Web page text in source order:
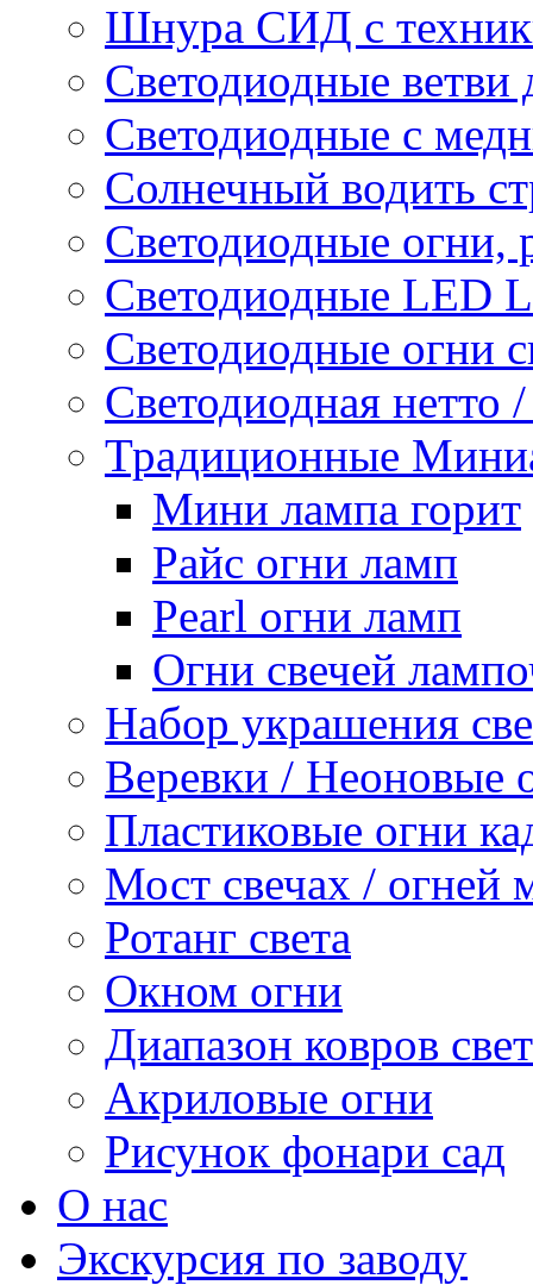
Шнура СИД с
Светодиодные ветви
Светодиодные с
Солнечный водить
Светодиодные огни,
Светодиодные LED
Светодиодные огни
Светодиодная нетто
Традиционные
Мини лампа горит
Райс огни ламп
Pearl огни ламп
Огни свечей
Набор украшения
Веревки / Неоновые
Пластиковые огни
Мост свечах / огней
Ротанг света
Окном огни
Диапазон ковров
Акриловые огни
Рисунок фонари сад
О нас
Экскурсия по заводу